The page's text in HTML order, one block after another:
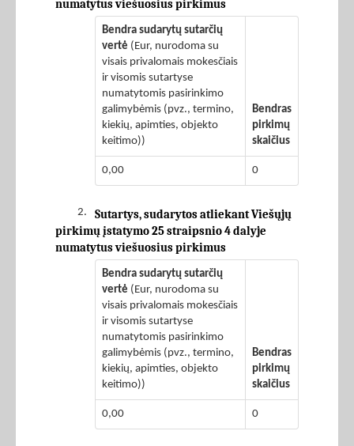
numatytus viešuosius pirkimus
Bendra sudarytų sutarčių
vertė (Eur, nurodoma su
visais privalomais mokesčiais
ir visomis sutartyse
numatytomis pasirinkimo
galimybėmis (pvz., termino,
kiekių, apimties, objekto
keitimo))
Bendras
pirkimų
skaičius
0,00 0
2.
Sutartys, sudarytos atliekant Viešųjų
pirkimų įstatymo 25 straipsnio 4 dalyje
numatytus viešuosius pirkimus
Bendra sudarytų sutarčių
vertė (Eur, nurodoma su
visais privalomais mokesčiais
ir visomis sutartyse
numatytomis pasirinkimo
galimybėmis (pvz., termino,
kiekių, apimties, objekto
keitimo))
Bendras
pirkimų
skaičius
0,00 0